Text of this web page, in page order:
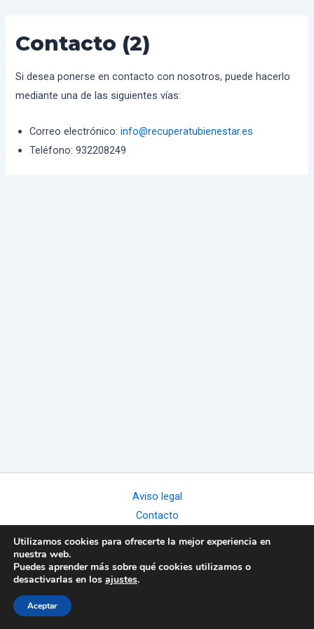
contenido
Contacto (2)
Si desea ponerse en contacto con nosotros, puede hacerlo
mediante una de las siguientes vías:
Correo electrónico:info@recuperatubienestar.es
Teléfono: 932208249
Aviso legal
Contacto
Términos y condiciones
Copyright © 2026 Activa tu cuerpo naturalmente
Utilizamos cookies para ofrecerte la mejor experiencia en
nuestra web.
Puedes aprender más sobre qué cookies utilizamos o
desactivarlas en los ajustes.
Aceptar